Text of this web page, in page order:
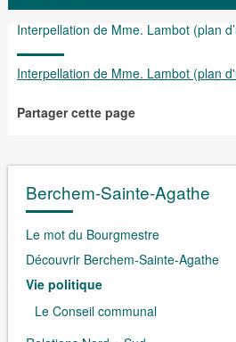
Interpellation de Mme. Lambot (plan
Interpellation de Mme. Lambot (plan
Partager cette page
Berchem-Sainte-Agathe
Le mot du Bourgmestre
Découvrir Berchem-Sainte-Agathe
Vie politique
Le Conseil communal